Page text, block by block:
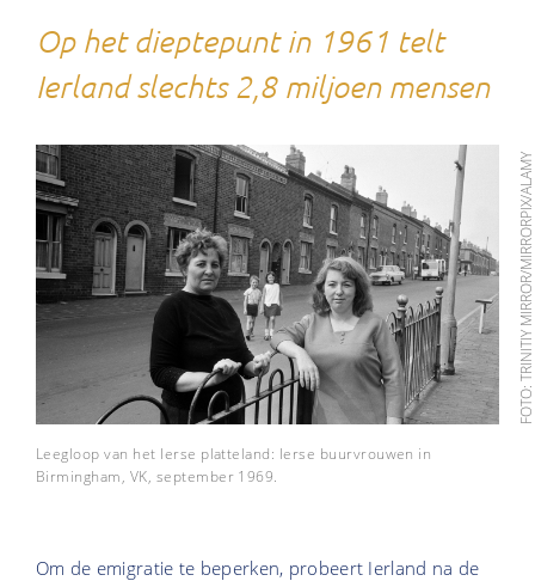
Op het dieptepunt in 1961 telt
Ierland slechts 2,8 miljoen mensen
FOTO: TRINITIY MIRROR/MIRRORPIX/ALAMY
Leegloop van het Ierse platteland: Ierse buurvrouwen in
Birmingham, VK, september 1969.
Om de emigratie te beperken, probeert Ierland na de